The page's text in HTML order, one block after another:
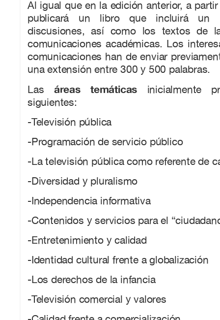
Al igual que en la edición anterior, a
publicará un libro que incluirá un
discusiones, así como los textos de
comunicaciones académicas. Los
comunicaciones han de enviar
una extensión entre 300 y 500 palabras.
Las áreas temáticas inicialmente
siguientes:
-Televisión pública
-Programación de servicio público
-La televisión pública como referente de
-Diversidad y pluralismo
-Independencia informativa
-Contenidos y servicios para el
-Entretenimiento y calidad
-Identidad cultural frente a globalización
-Los derechos de la infancia
-Televisión comercial y valores